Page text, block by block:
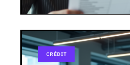
CRÉDIT